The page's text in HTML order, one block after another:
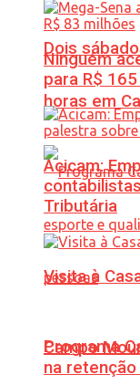
Dois
horas em
Programa
Ninguém
para R$
Acicam:
Tributária
Visita à
Campo
na